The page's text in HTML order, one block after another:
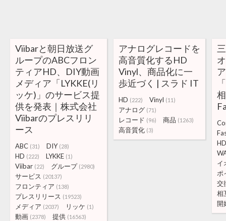
Viibarと朝日放送グ
ループのABCフロン
ティアHD、DIY動画
メディア「LYKKE(リ
ッケ)」のサービス提
供を発表｜株式会社
Viibarのプレスリリ
ース
ABC (31) DIY (28)
HD (222) LYKKE (1)
Viibar (22) グループ (2980)
サービス (20137)
フロンティア (138)
プレスリリース (19523)
メディア (2037) リッケ (1)
動画 (2378) 提供 (16563)
アナログレコードを
高音質化するHD
Vinyl、商品化に一
歩近づく | スラド IT
HD (222) Vinyl (11)
アナログ (71)
レコード (96) 商品 (1263)
高音質化 (3)
イ
ポ
交
相
開